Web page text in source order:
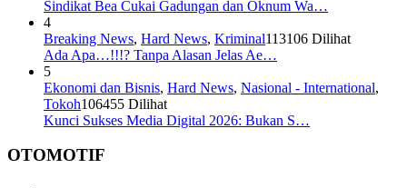
Sindikat Bea Cukai Gadungan dan Oknum Wa…
4
Breaking News, Hard News, Kriminal113106 Dilihat
Ada Apa…!!!? Tanpa Alasan Jelas Ae…
5
Ekonomi dan Bisnis, Hard News, Nasional - International,
Tokoh106455 Dilihat
Kunci Sukses Media Digital 2026: Bukan S…
OTOMOTIF